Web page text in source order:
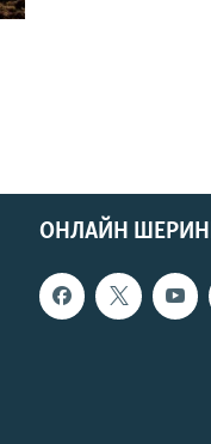
ОНЛАЙН